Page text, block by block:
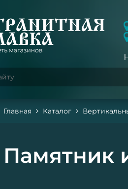
Главная Каталог
Памятник